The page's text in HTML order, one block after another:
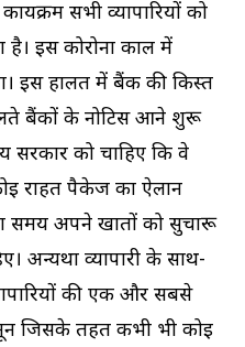
सभी व्यापारियों को
इस कोरोना काल में
इस हालत में बैंक की किस्त
बैंकों के नोटिस आने शुरू
सरकार को चाहिए कि वे
राहत पैकेज का ऐलान
समय अपने खातों को सुचारू
अन्यथा व्यापारी के साथ-
की एक और सबसे
जिसके तहत कभी भी कोई